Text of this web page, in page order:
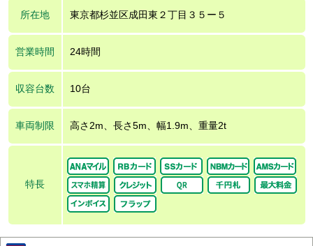
所在地 東京都杉並区成田東２丁目３５ー５
営業時間 24時間
収容台数 10台
車両制限 高さ2m、長さ5m、幅1.9m、重量2t
特長